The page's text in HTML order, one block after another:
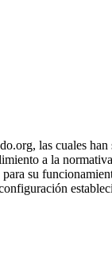
las cuales
a la
su